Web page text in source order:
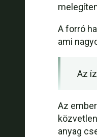
A forró
ami
Az
Az
anyag